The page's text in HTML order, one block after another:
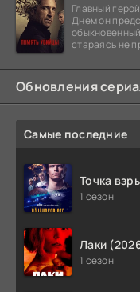
Главный
Днем он
стараясь не
Обновления
Самые последние
Точка
1 сезон
Лаки
1 сезон